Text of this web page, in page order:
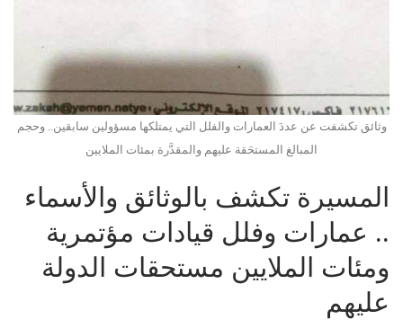
وثائق تكشفت عن عددَ العمارات والفلل التي يمتلكها مسؤولين سابقين.. وحجم
المبالغ المستحَقة عليهم والمقدَّرة بمئات الملايين
المسيرة تكشف بالوثائق والأسماء
.. عمارات وفلل قيادات مؤتمرية
ومئات الملايين مستحقات الدولة
عليهم